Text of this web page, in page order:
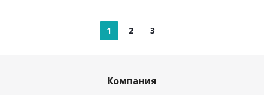
1 2 3
Компания